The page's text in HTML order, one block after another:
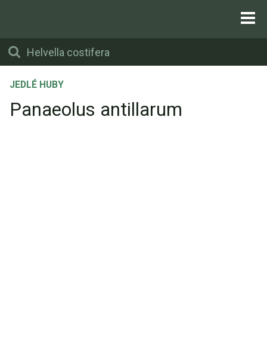
JEDLÉ HUBY
Panaeolus antillarum